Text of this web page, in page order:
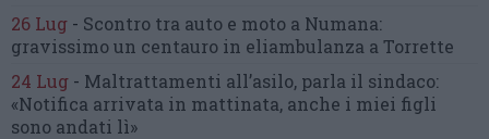
26 Lug - Scontro tra auto e moto a Numana:
gravissimo un centauro in eliambulanza a Torrette
24 Lug - Maltrattamenti all’asilo, parla il sindaco:
«Notifica arrivata in mattinata, anche i miei figli
sono andati lì»